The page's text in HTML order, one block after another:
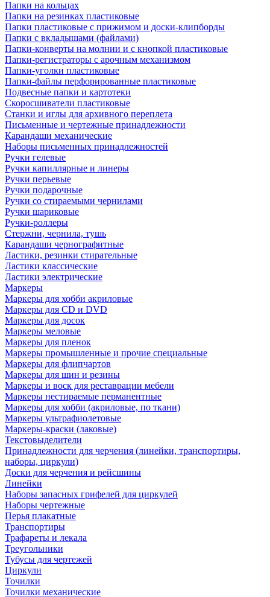
Папки на кольцах
Папки на резинках пластиковые
Папки пластиковые с прижимом и доски-клипборды
Папки с вкладышами (файлами)
Папки-конверты на молнии и с кнопкой пластиковые
Папки-регистраторы с арочным механизмом
Папки-уголки пластиковые
Папки-файлы перфорированные пластиковые
Подвесные папки и картотеки
Скоросшиватели пластиковые
Станки и иглы для архивного переплета
Письменные и чертежные принадлежности
Карандаши механические
Наборы письменных принадлежностей
Ручки гелевые
Ручки капиллярные и линеры
Ручки перьевые
Ручки подарочные
Ручки со стираемыми чернилами
Ручки шариковые
Ручки-роллеры
Стержни, чернила, тушь
Карандаши чернографитные
Ластики, резинки стирательные
Ластики классические
Ластики электрические
Маркеры
Маркеры для хобби акриловые
Маркеры для CD и DVD
Маркеры для досок
Маркеры меловые
Маркеры для пленок
Маркеры промышленные и прочие специальные
Маркеры для флипчартов
Маркеры для шин и резины
Маркеры и воск для реставрации мебели
Маркеры нестираемые перманентные
Маркеры для хобби (акриловые, по ткани)
Маркеры ультрафиолетовые
Маркеры-краски (лаковые)
Текстовыделители
Принадлежности для черчения (линейки, транспортиры,
наборы, циркули)
Доски для черчения и рейсшины
Линейки
Наборы запасных грифелей для циркулей
Наборы чертежные
Перья плакатные
Транспортиры
Трафареты и лекала
Треугольники
Тубусы для чертежей
Циркули
Точилки
Точилки механические